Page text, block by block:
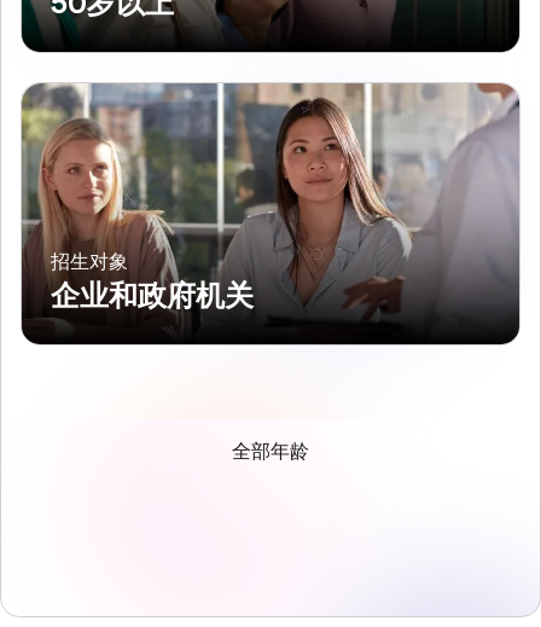
招生对象
企业和政府机关
全部年龄